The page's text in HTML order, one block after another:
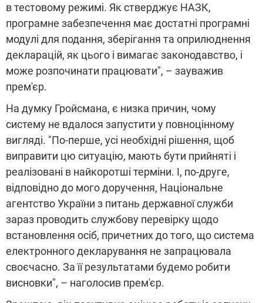
в тестовому режимі. Як стверджує НАЗК,
програмне забезпечення має достатні програмні
модулі для подання, зберігання та оприлюднення
декларацій, як цього і вимагає законодавство, і
може розпочинати працювати", – зауважив
прем'єр.
На думку Гройсмана, є низка причин, чому
систему не вдалося запустити у повноцінному
вигляді. "По-перше, усі необхідні рішення, щоб
виправити цю ситуацію, мають бути прийняті і
реалізовані в найкоротші терміни. І, по-друге,
відповідно до мого доручення, Національне
агентство України з питань державної служби
зараз проводить службову перевірку щодо
встановлення осіб, причетних до того, що система
електронного декларування не запрацювала
своєчасно. За її результатами будемо робити
висновки", – наголосив прем'єр.